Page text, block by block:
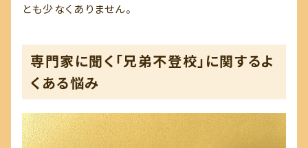
とも少なくありません。
専門家に聞く「兄弟不登校」に関するよ
くある悩み